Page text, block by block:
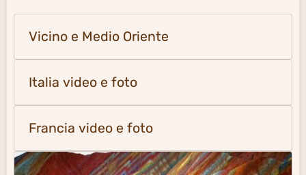
Vicino e Medio Oriente
Italia video e foto
Francia video e foto